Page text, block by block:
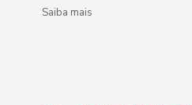
Saiba mais